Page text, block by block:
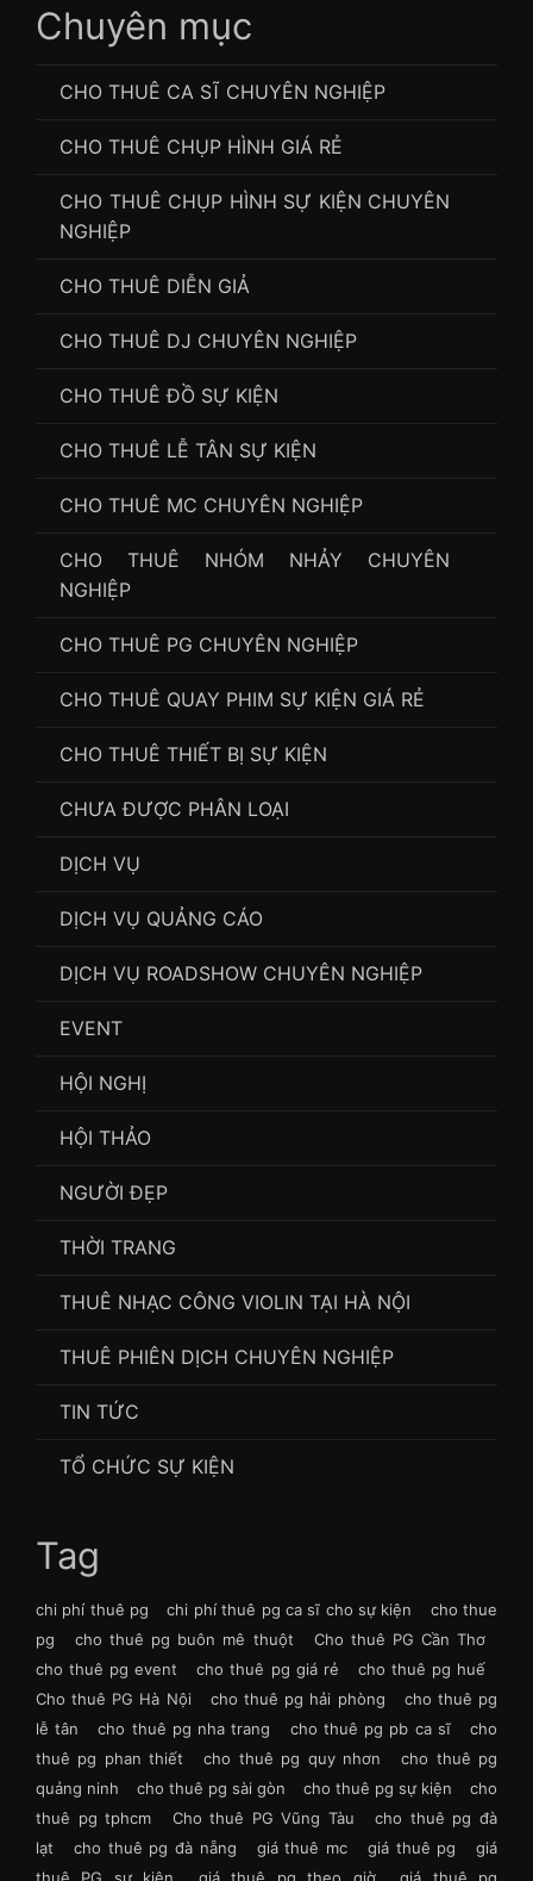
Chuyên mục
CHO THUÊ CA SĨ CHUYÊN NGHIỆP
CHO THUÊ CHỤP HÌNH GIÁ RẺ
CHO THUÊ CHỤP HÌNH SỰ KIỆN CHUYÊN
NGHIỆP
CHO THUÊ DIỄN GIẢ
CHO THUÊ DJ CHUYÊN NGHIỆP
CHO THUÊ ĐỒ SỰ KIỆN
CHO THUÊ LỄ TÂN SỰ KIỆN
CHO THUÊ MC CHUYÊN NGHIỆP
CHO THUÊ NHÓM NHẢY CHUYÊN
NGHIỆP
CHO THUÊ PG CHUYÊN NGHIỆP
CHO THUÊ QUAY PHIM SỰ KIỆN GIÁ RẺ
CHO THUÊ THIẾT BỊ SỰ KIỆN
CHƯA ĐƯỢC PHÂN LOẠI
DỊCH VỤ
DỊCH VỤ QUẢNG CÁO
DỊCH VỤ ROADSHOW CHUYÊN NGHIỆP
EVENT
HỘI NGHỊ
HỘI THẢO
NGƯỜI ĐẸP
THỜI TRANG
THUÊ NHẠC CÔNG VIOLIN TẠI HÀ NỘI
THUÊ PHIÊN DỊCH CHUYÊN NGHIỆP
TIN TỨC
TỔ CHỨC SỰ KIỆN
Tag
chi phí thuê pg chi phí thuê pg ca sĩ cho sự kiện
cho thue
pg
cho thuê pg buôn mê thuột
Cho thuê PG Cần Thơ
cho thuê pg event
cho thuê pg giá rẻ
cho thuê pg huế
Cho thuê PG Hà Nội
cho thuê pg hải phòng
cho thuê pg
lễ tân
cho thuê pg nha trang cho thuê pg pb ca sĩ
cho
thuê pg phan thiết
cho thuê pg quy nhơn
cho thuê pg
quảng ninh
cho thuê pg sài gòn cho thuê pg sự kiện
cho
thuê pg tphcm
Cho thuê PG Vũng Tàu
cho thuê pg đà
lạt
cho thuê pg đà nẵng giá thuê mc giá thuê pg
giá